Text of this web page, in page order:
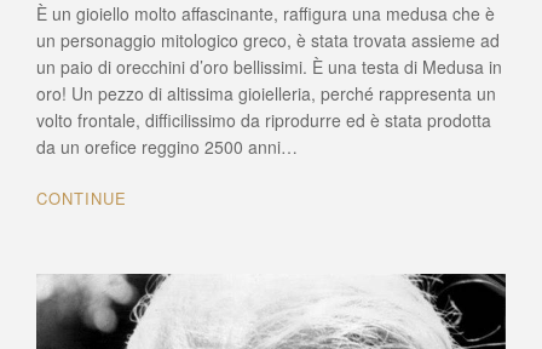
che
La
medusa
del
Rione
Modena
Gianni
Versace
È un gioiello molto affascinante, raffigura una medusa che è
un personaggio mitologico greco, è stata trovata assieme ad
un paio di orecchini d’oro bellissimi. È una testa di Medusa in
oro! Un pezzo di altissima gioielleria, perché rappresenta un
volto frontale, difficilissimo da riprodurre ed è stata prodotta
da un orefice reggino 2500 anni…
CONTINUE